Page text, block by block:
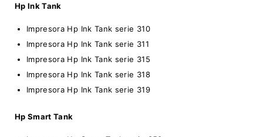
Hp Ink Tank
Impresora Hp Ink Tank serie 310
Impresora Hp Ink Tank serie 311
Impresora Hp Ink Tank serie 315
Impresora Hp Ink Tank serie 318
Impresora Hp Ink Tank serie 319
Hp Smart Tank